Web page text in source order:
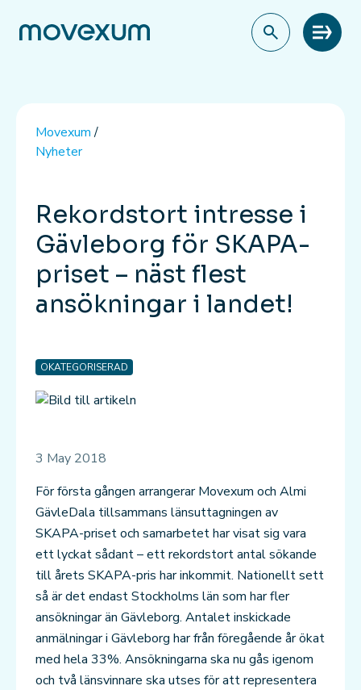
Meny
Movexum/
Nyheter
Rekordstort intresse i
Gävleborg för SKAPA-
priset – näst flest
ansökningar i landet!
OKATEGORISERAD
3 May 2018
För första gången arrangerar Movexum och Almi
GävleDala tillsammans länsuttagningen av
SKAPA-priset och samarbetet har visat sig vara
ett lyckat sådant – ett rekordstort antal sökande
till årets SKAPA-pris har inkommit. Nationellt sett
så är det endast Stockholms län som har fler
ansökningar än Gävleborg. Antalet inskickade
anmälningar i Gävleborg har från föregående år ökat
med hela 33%. Ansökningarna ska nu gås igenom
och två länsvinnare ska utses för att representera